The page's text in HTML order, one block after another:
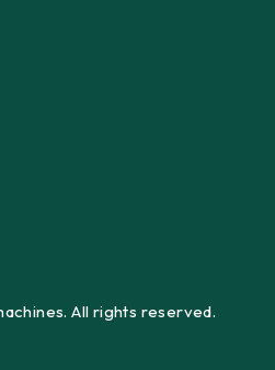
All rights reserved.